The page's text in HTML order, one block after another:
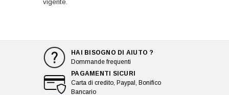
vigente.
HAI BISOGNO DI AIUTO ?
Dommande frequenti
PAGAMENTI SICURI
Carta di credito, Paypal, Bonifico
Bancario